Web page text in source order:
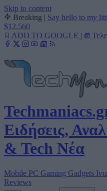
Skip to content
Breaking | Say hello to my
$12.560
ADD TO GOOGLE |
Ειδήσεις,
& Tech Νέα
Mobile PC Gaming Gadgets
Reviews